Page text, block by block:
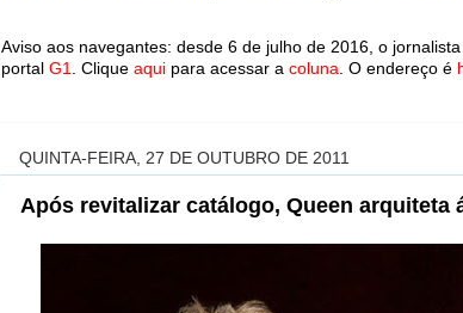
Aviso aos navegantes: desde 6 de julho de 2016, o
portal G1 Clique aqui para acessar a coluna O endereço é
QUINTA-FEIRA, 27 DE OUTUBRO DE 2011
Após revitalizar catálogo, Queen arquiteta